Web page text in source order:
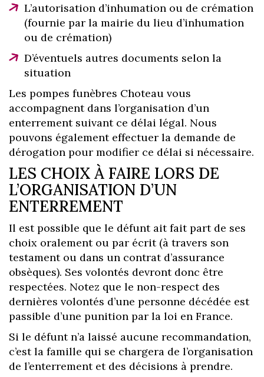
L’autorisation d’inhumation ou de crémation
(fournie par la mairie du lieu d’inhumation
ou de crémation)
D’éventuels autres documents selon la
situation
Les pompes funèbres Choteau vous
accompagnent dans l’organisation d’un
enterrement suivant ce délai légal. Nous
pouvons également effectuer la demande de
dérogation pour modifier ce délai si nécessaire.
LES CHOIX À FAIRE LORS DE
L’ORGANISATION D’UN
ENTERREMENT
Il est possible que le défunt ait fait part de ses
choix oralement ou par écrit (à travers son
testament ou dans un contrat d’assurance
obsèques). Ses volontés devront donc être
respectées. Notez que le non-respect des
dernières volontés d’une personne décédée est
passible d’une punition par la loi en France.
Si le défunt n’a laissé aucune recommandation,
c’est la famille qui se chargera de l’organisation
de l’enterrement et des décisions à prendre.